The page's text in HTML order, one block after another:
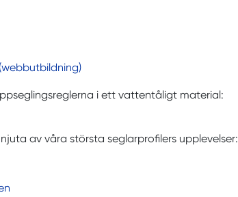
i ett vattentåligt material:
av våra största seglarprofilers upplevelser: